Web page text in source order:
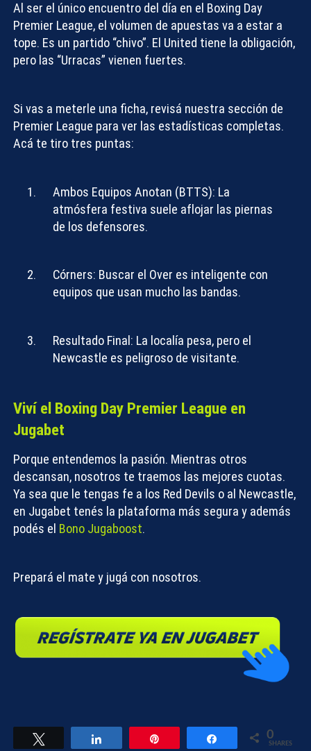
Al ser el único encuentro del día en el Boxing Day
Premier League, el volumen de apuestas va a estar a
tope. Es un partido “chivo”. El United tiene la obligación,
pero las “Urracas” vienen fuertes.
Si vas a meterle una ficha, revisá nuestra sección de
Premier League para ver las estadísticas completas.
Acá te tiro tres puntas:
Ambos Equipos Anotan (BTTS): La
atmósfera festiva suele aflojar las piernas
de los defensores.
Córners: Buscar el Over es inteligente con
equipos que usan mucho las bandas.
Resultado Final: La localía pesa, pero el
Newcastle es peligroso de visitante.
Viví el Boxing Day Premier League en
Jugabet
Porque entendemos la pasión. Mientras otros
descansan, nosotros te traemos las mejores cuotas.
Ya sea que le tengas fe a los Red Devils o al Newcastle,
en Jugabet tenés la plataforma más segura y además
podés el Bono Jugaboost.
Prepará el mate y jugá con nosotros.
Share 0
SHARES